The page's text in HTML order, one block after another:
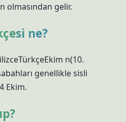
olmasından gelir.
ne?
n(10.
genellikle sisli
Ekim.